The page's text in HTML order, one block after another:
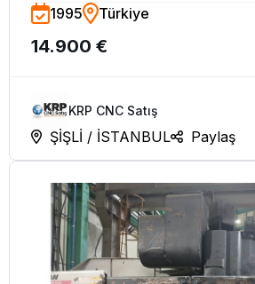
mm CNC Dik İşleme
1995
1995 Türkiye
14.900 €
KRP CNC Satış
ŞİŞLİ / İSTANBUL Paylaş